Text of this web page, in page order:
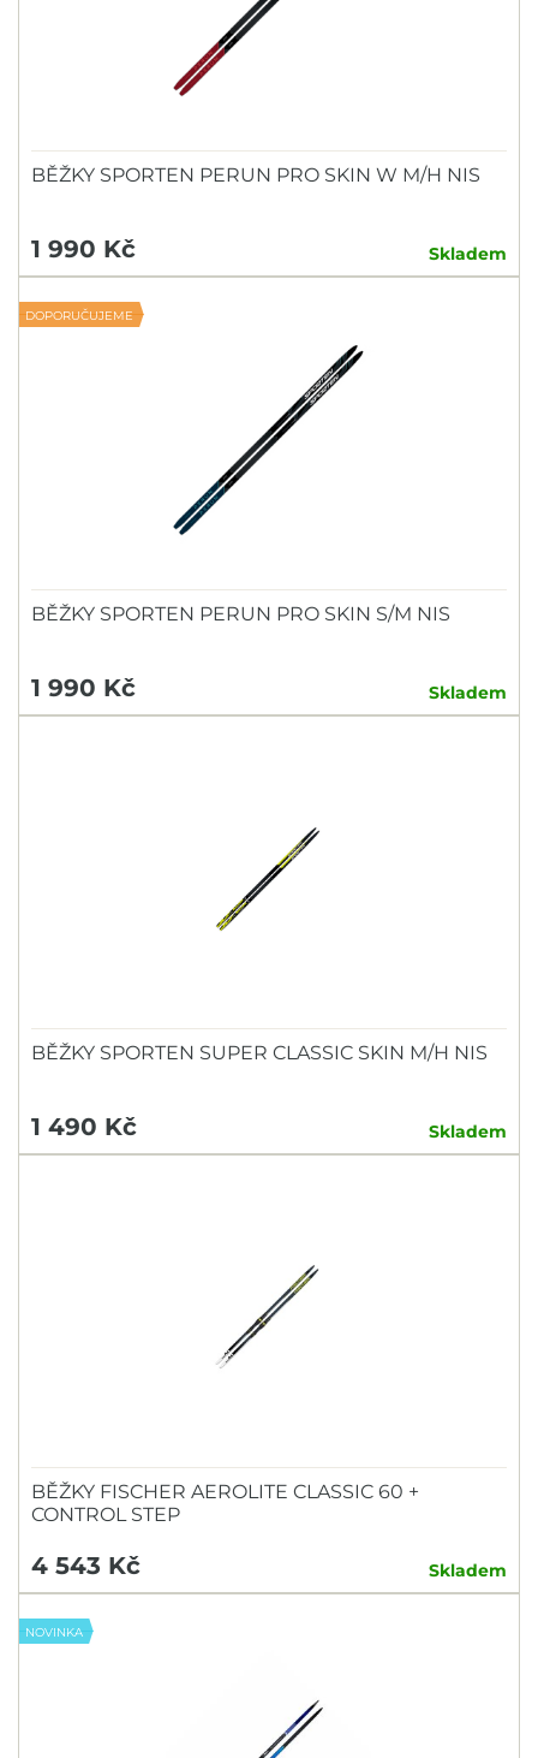
BĚŽKY SPORTEN PERUN PRO SKIN W M/H NIS
1 990 Kč Skladem
DOPORUČUJEME
BĚŽKY SPORTEN PERUN PRO SKIN S/M NIS
1 990 Kč Skladem
BĚŽKY SPORTEN SUPER CLASSIC SKIN M/H NIS
1 490 Kč Skladem
BĚŽKY FISCHER AEROLITE CLASSIC 60 +
CONTROL STEP
4 543 Kč Skladem
NOVINKA